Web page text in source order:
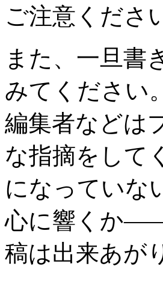
ご注意くださ
また、一旦書
みてください
編集者などは
な指摘をして
になっていな
心に響くか
稿は出来あが